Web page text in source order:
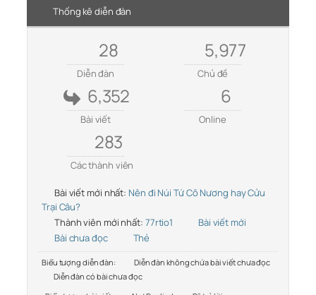
Thống kê diễn đàn
28
Diễn đàn
5,977
Chủ đề
6,352
Bài viết
6
Online
283
Các thành viên
Bài viết mới nhất: Nên đi Núi Tứ Cô Nương hay Cửu
Trại Câu?
Thành viên mới nhất: 77rtio1
Bài viết mới
Bài chưa đọc
Thẻ
Biểu tượng diễn đàn:
Diễn đàn không chứa bài viết chưa đọc
Diễn đàn có bài chưa đọc